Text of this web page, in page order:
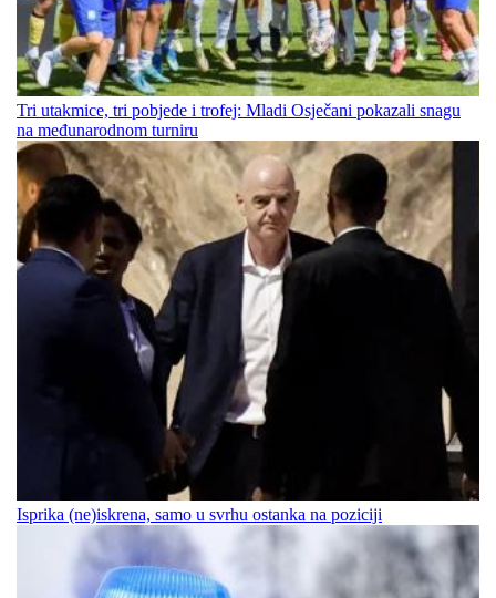
Tri utakmice, tri pobjede i trofej: Mladi Osječani pokazali snagu
na međunarodnom turniru
Isprika (ne)iskrena, samo u svrhu ostanka na poziciji